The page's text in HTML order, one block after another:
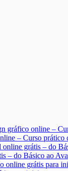
– Curso prático
– do Básico ao